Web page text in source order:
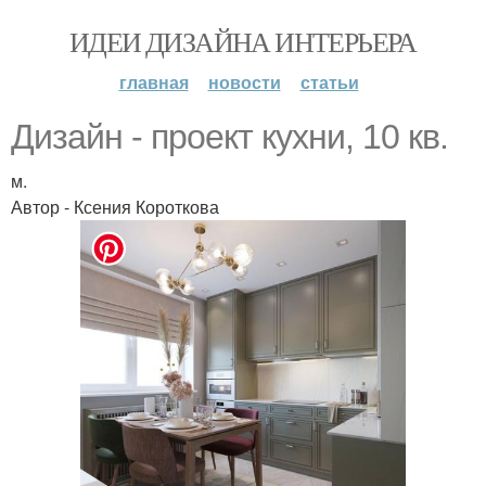
ИДЕИ ДИЗАЙНА ИНТЕРЬЕРА
главная новости статьи
Дизайн - проект кухни, 10 кв.
м.
Автор - Ксения Короткова